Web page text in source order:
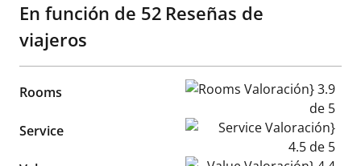
En función de 52 Reseñas de
viajeros
Rooms Rooms Valoración} 3.9 de 5
Service Service Valoración} 4.5 de 5